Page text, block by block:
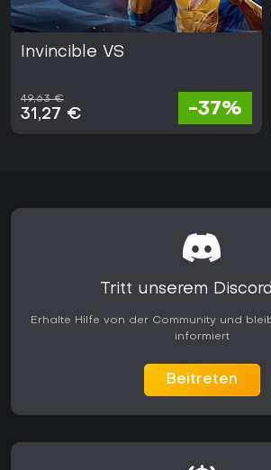
Invincible VS
49,63 €
31,27 € -37%
Tritt unserem
Erhalte Hilfe von der Community und
informiert
Beitreten